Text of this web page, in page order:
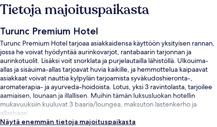
Tietoja majoituspaikasta
Turunc Premium Hotel
Turunc Premium Hotel tarjoaa asiakkaidensa käyttöön yksityisen rannan,
jossa he voivat hyödyntää aurinkovarjot, rantabaarin tarjonnan ja
aurinkotuolit. Lisäksi voit snorklata ja purjelautailla lähistöllä. Ulkouima-
allas ja sisäuima-allas tarjoavat huvia kaikille, ja hemmottelua kaipaavat
asiakkaat voivat nauttia kylpylän tarjoamista syväkudoshieronta-,
aromaterapia- ja ayurveda-hoidoista. Lotus, yksi 3 ravintolasta, tarjoilee
aamiaisen, lounaan ja illallisen. Muihin tämän luksusluokan hotellin
mukavuuksiin kuuluvat 3 baaria/loungea, maksuton lastenkerho ja
allasbaari.
Näytä enemmän tietoja majoituspaikasta